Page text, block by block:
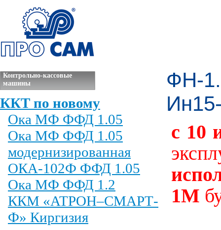
Контрольно-кассовые
машины
ККТ по новому
Ока МФ ФФД 1.05
Ока МФ ФФД 1.05
модернизированная
ОКА-102Ф ФФД 1.05
Ока МФ ФФД 1.2
ККМ «АТРОН–СМАРТ-
Ф» Киргизия
ФН-
с 10
1М